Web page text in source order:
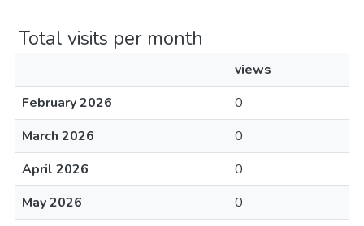
Total visits per month
views
February 2026
0
March 2026
0
April 2026
0
May 2026
0